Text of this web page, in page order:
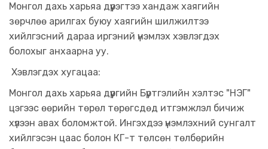
Монгол дахь харьяа дүүрэгтээ хандаж хаягийн
зөрчлөө арилгах буюу хаягийн шилжилтээ
хийлгэсний дараа иргэний үнэмлэх хэвлэгдэх
болохыг анхаарна уу.
Хэвлэгдэх хугацаа:
Монгол дахь харьяа дүүргийн Бүртгэлийн хэлтэс "НЭГ"
цэгээс өөрийн төрөл төрөгсдөд итгэмжлэл бичиж
хүлээн авах боломжтой. Ингэхдээ үнэмлэхний сунгалт
хийлгэсэн цаас болон КГ-т төлсөн төлбөрийн